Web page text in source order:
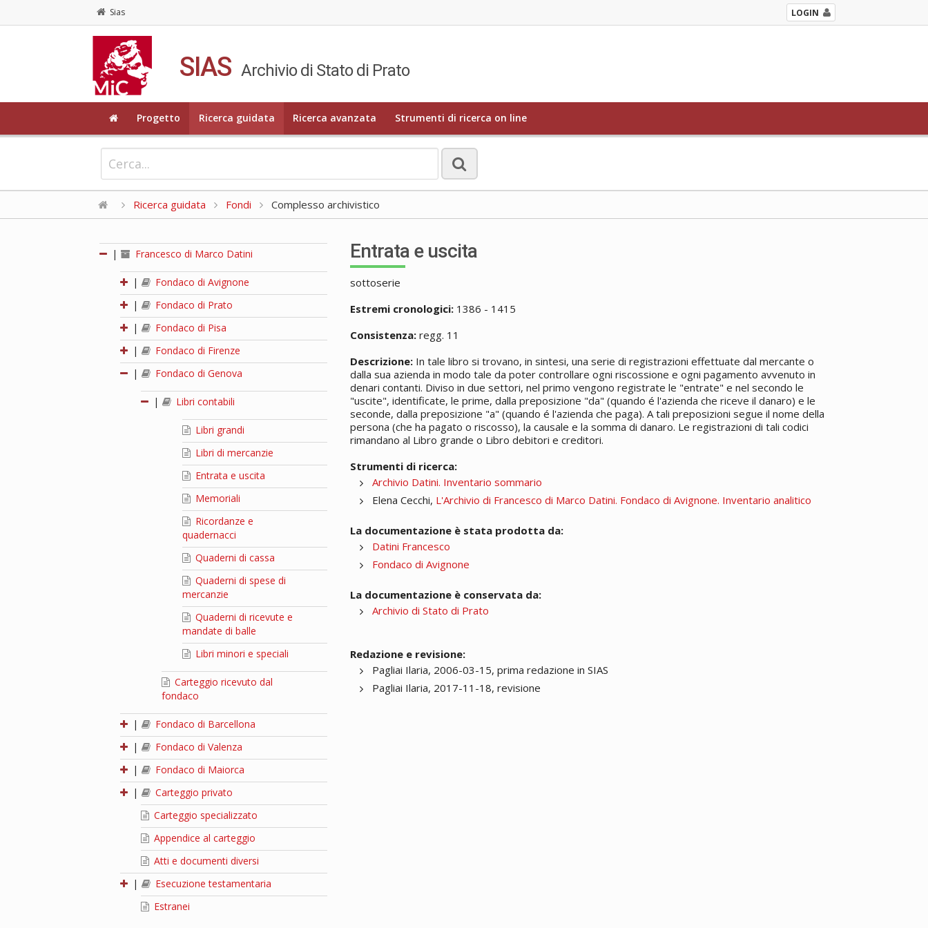
Sias LOGIN
SIAS Archivio di Stato di Prato
Progetto Ricerca guidata Ricerca avanzata Strumenti di ricerca on line
Ricerca guidata Fondi Complesso archivistico
| Francesco di Marco Datini
|
Fondaco di Avignone
|
Fondaco di Prato
|
Fondaco di Pisa
|
Fondaco di Firenze
|
Fondaco di Genova
| Libri contabili
Libri grandi
Libri di mercanzie
Entrata e uscita
Memoriali
Ricordanze e
quadernacci
Quaderni di cassa
Quaderni di spese di
mercanzie
Quaderni di ricevute e
mandate di balle
Libri minori e speciali
Carteggio ricevuto dal
fondaco
|
Fondaco di Barcellona
|
Fondaco di Valenza
|
Fondaco di Maiorca
|
Carteggio privato
Carteggio specializzato
Appendice al carteggio
Atti e documenti diversi
|
Esecuzione testamentaria
Estranei
Entrata e uscita
sottoserie
Estremi cronologici: 1386 - 1415
Consistenza: regg. 11
Descrizione: In tale libro si trovano, in sintesi, una serie di registrazioni effettuate dal mercante o
dalla sua azienda in modo tale da poter controllare ogni riscossione e ogni pagamento avvenuto in
denari contanti. Diviso in due settori, nel primo vengono registrate le "entrate" e nel secondo le
"uscite", identificate, le prime, dalla preposizione "da" (quando é l'azienda che riceve il danaro) e le
seconde, dalla preposizione "a" (quando é l'azienda che paga). A tali preposizioni segue il nome della
persona (che ha pagato o riscosso), la causale e la somma di danaro. Le registrazioni di tali codici
rimandano al Libro grande o Libro debitori e creditori.
Strumenti di ricerca:
Archivio Datini. Inventario sommario
Elena Cecchi, L'Archivio di Francesco di Marco Datini. Fondaco di Avignone. Inventario analitico
La documentazione è stata prodotta da:
Datini Francesco
Fondaco di Avignone
La documentazione è conservata da:
Archivio di Stato di Prato
Redazione e revisione:
Pagliai Ilaria, 2006-03-15, prima redazione in SIAS
Pagliai Ilaria, 2017-11-18, revisione